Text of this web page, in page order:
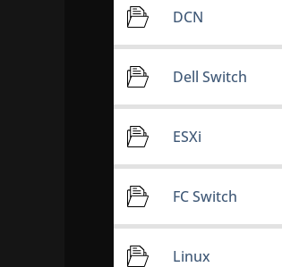
DCN
Dell Switch
ESXi
FC Switch
Linux